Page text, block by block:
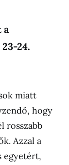
a
24.
miatt
hogy
rosszabb
Azzal a
egyetért,